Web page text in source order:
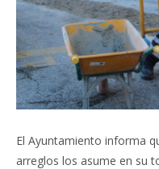
El Ayuntamiento informa
arreglos los asume en su